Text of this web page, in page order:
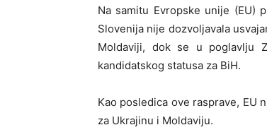
Na samitu Evropske unije (EU)
Slovenija nije dozvoljavala
Moldaviji, dok se u poglavlju
kandidatskog statusa za BiH.
Kao posledica ove rasprave, EU
za Ukrajinu i Moldaviju.